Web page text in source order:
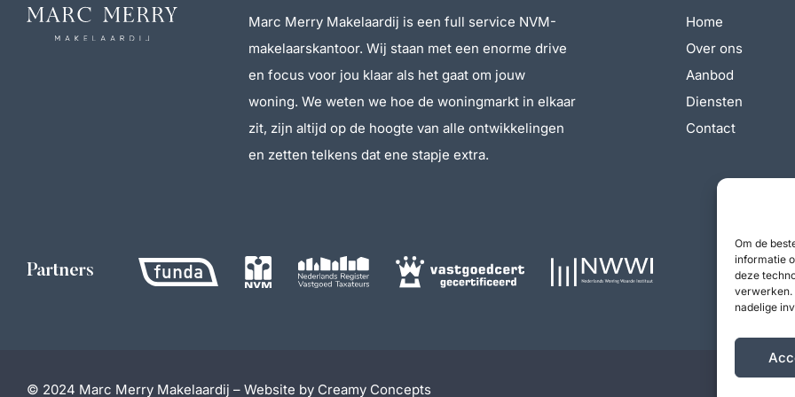
Om de
informatie
deze
verwerken.
nadelige
Marc Merry Makelaardij is een full service NVM-
makelaarskantoor. Wij staan met een enorme drive
en focus voor jou klaar als het gaat om jouw
woning. We weten we hoe de woningmarkt in elkaar
zit, zijn altijd op de hoogte van alle ontwikkelingen
en zetten telkens dat ene stapje extra.
Home
Over ons
Aanbod
Diensten
Contact
Partners
© 2024 Marc Merry Makelaardij – Website by Creamy Concepts